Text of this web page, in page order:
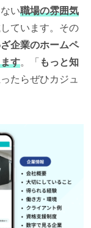
い職場の雰囲気
ています。その
企業のホームペ
す。「 もっと知
たらぜひカジュ